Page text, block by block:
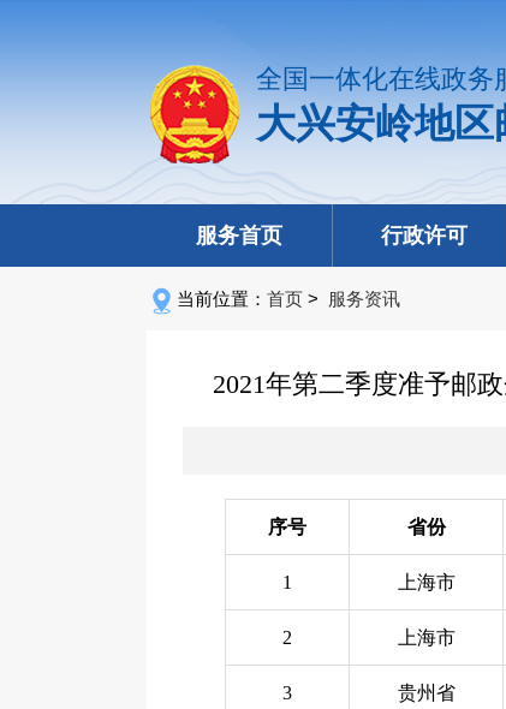
全国一体化在线政务
大兴安岭地
服务首页 行政许可
当前位置： 首页 > 服务资讯
2021年第二季度准予邮
序号 省份
1 上海市
2 上海市
3 贵州省